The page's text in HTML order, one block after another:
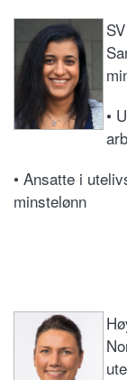
•
• Ansatte i
minstelønn